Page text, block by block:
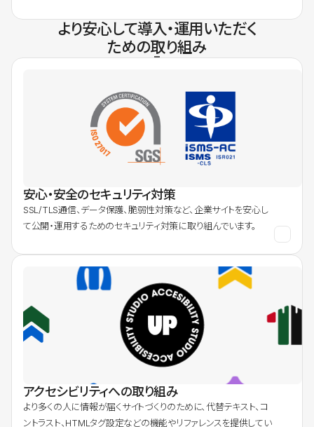
より安心して導入・運用いただく
ための取り組み
安心・安全のセキュリティ対策
SSL/TLS通信、データ保護、脆弱性対策など、企業サイトを安心し
て公開・運用するためのセキュリティ対策に取り組んでいます。
アクセシビリティへの取り組み
より多くの人に情報が届くサイトづくりのために、代替テキスト、コ
ントラスト、HTMLタグ設定などの機能やリファレンスを提供してい